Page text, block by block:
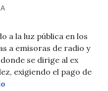
a la luz pública en los
a emisoras de radio y
se dirige al ex
exigiendo el pago de